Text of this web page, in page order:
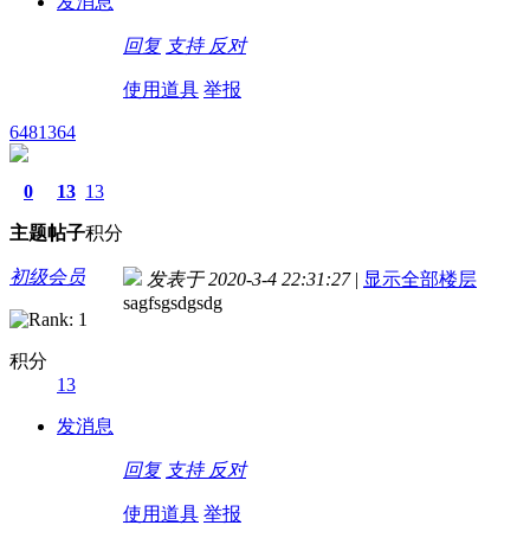
回复 支持 反对
使用道具 举报
6481364
0
主题
13
帖子
13
积分
初级会员
积分
13
发消息
发表于 2020-3-4 22:31:27 | 显示全部楼层
sagfsgsdgsdg
回复 支持 反对
使用道具 举报